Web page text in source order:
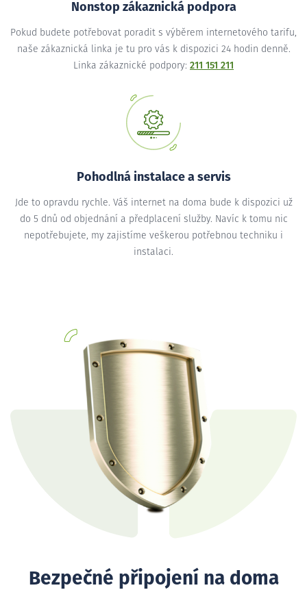
Nonstop zákaznická podpora
Pokud budete potřebovat poradit s výběrem internetového tarifu,
naše zákaznická linka je tu pro vás k dispozici 24 hodin denně.
Linka zákaznické podpory: 211 151 211
Pohodlná instalace a servis
Jde to opravdu rychle. Váš internet na doma bude k dispozici už
do 5 dnů od objednání a předplacení služby. Navíc k tomu nic
nepotřebujete, my zajistíme veškerou potřebnou techniku i
instalaci.
Bezpečné připojení na doma